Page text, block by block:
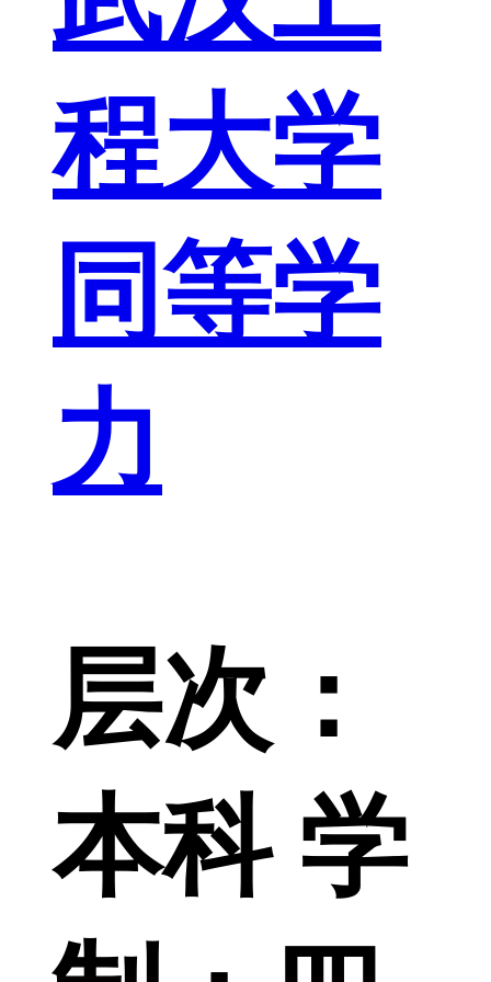
程大学
同等学
力
层次：
本科 学